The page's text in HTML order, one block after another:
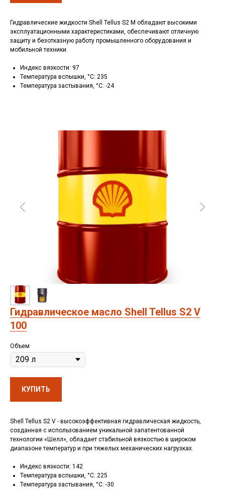
Гидравлические жидкости Shell Tellus S2 M обладают высокими
эксплуатационными характеристиками, обеспечивают отличную
защиту и безотказную работу промышленного оборудования и
мобильной техники.
Индекс вязкости: 97
Температура вспышки, °C: 235
Температура застывания, °C: -24
Гидравлическое масло Shell Tellus S2 V
100
Объем
КУПИТЬ
Shell Tellus S2 V - высокоэффективная гидравлическая жидкость,
созданная с использованием уникальной запатентованной
технологии «Шелл», обладает стабильной вязкостью в широком
диапазоне температур и при тяжелых механических нагрузках.
Индекс вязкости: 142
Температура вспышки, °C: 225
Температура застывания, °C: -30